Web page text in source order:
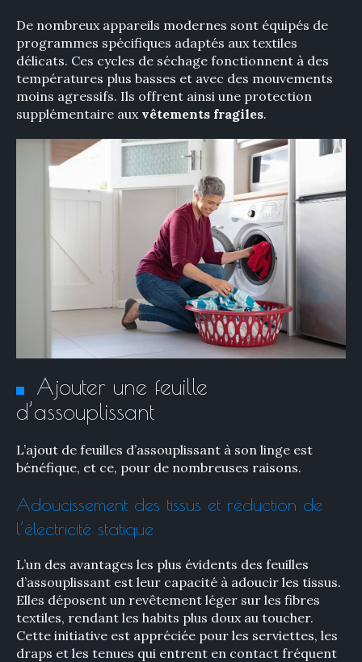
De nombreux appareils modernes sont équipés de
programmes spécifiques adaptés aux textiles
délicats. Ces cycles de séchage fonctionnent à des
températures plus basses et avec des mouvements
moins agressifs. Ils offrent ainsi une protection
supplémentaire aux vêtements fragiles.
Ajouter une feuille
d’assouplissant
L’ajout de feuilles d’assouplissant à son linge est
bénéfique, et ce, pour de nombreuses raisons.
Adoucissement des tissus et réduction de
l’électricité statique
L’un des avantages les plus évidents des feuilles
d’assouplissant est leur capacité à adoucir les tissus.
Elles déposent un revêtement léger sur les fibres
textiles, rendant les habits plus doux au toucher.
Cette initiative est appréciée pour les serviettes, les
draps et les tenues qui entrent en contact fréquent